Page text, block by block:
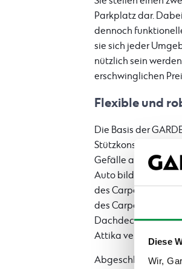
Diese
Wir,
Parkplatz dar.
dennoch
sie sich jeder
nützlich sein
erschwinglichen
Flexible und
Die Basis der
Stützkonstruktion
Gefälle angebracht
Auto bilden 6 bis 8
des Carports
des Carports). Die
Dachdeckung
Attika verborgen.
Abgeschlossen